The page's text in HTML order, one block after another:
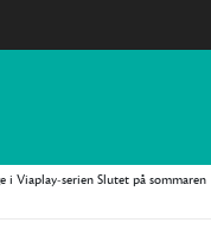
i Viaplay-serien Slutet på sommaren